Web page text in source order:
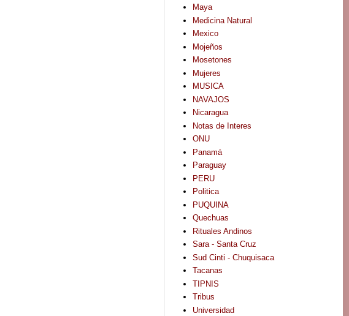
Maya
Medicina Natural
Mexico
Mojeños
Mosetones
Mujeres
MUSICA
NAVAJOS
Nicaragua
Notas de Interes
ONU
Panamá
Paraguay
PERU
Politica
PUQUINA
Quechuas
Rituales Andinos
Sara - Santa Cruz
Sud Cinti - Chuquisaca
Tacanas
TIPNIS
Tribus
Universidad